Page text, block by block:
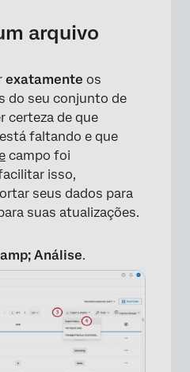
arquivo
exatamente os
do seu conjunto de
certeza de que
faltando e que
campo foi
isso,
seus dados para
suas atualizações.
Análise.